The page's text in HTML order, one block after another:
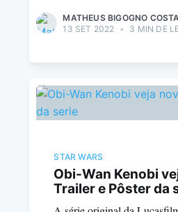
MATHEUS BIGOGNO
13 SET 2022 • 3 MIN DE
STAR WARS
Obi-Wan Kenobi
Trailer e Pôster da